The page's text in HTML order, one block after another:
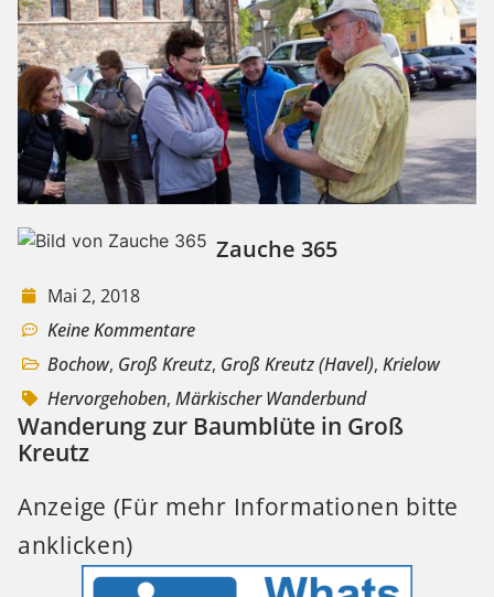
Zauche 365
Mai 2, 2018
Keine Kommentare
Bochow, Groß Kreutz, Groß Kreutz (Havel), Krielow
Hervorgehoben, Märkischer Wanderbund
Wanderung zur Baumblüte in Groß
Kreutz
Anzeige (Für mehr Informationen bitte
anklicken)